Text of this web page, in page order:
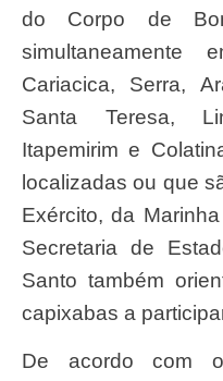
do Corpo de
simultaneamente
Cariacica, Serra,
Santa Teresa,
Itapemirim e
localizadas ou que
Exército, da
Secretaria de
Santo também
capixabas a
De acordo com o subsecretário Magnus